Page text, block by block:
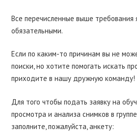
Все перечисленные выше требования
обязательными.
Если по каким-то причинам вы не
поиски, но хотите помогать искать
приходите в нашу дружную команду!
Для того чтобы подать заявку на
просмотра и анализа снимков в
заполните, пожалуйста, анкету: